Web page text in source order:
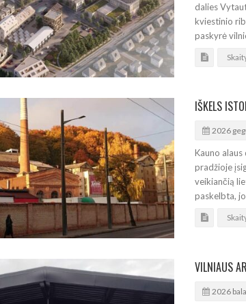
dalies
kviestinio
paskyrė
2026
Kauno alaus
pradžioje
veikiančią
paskelbta,
2026